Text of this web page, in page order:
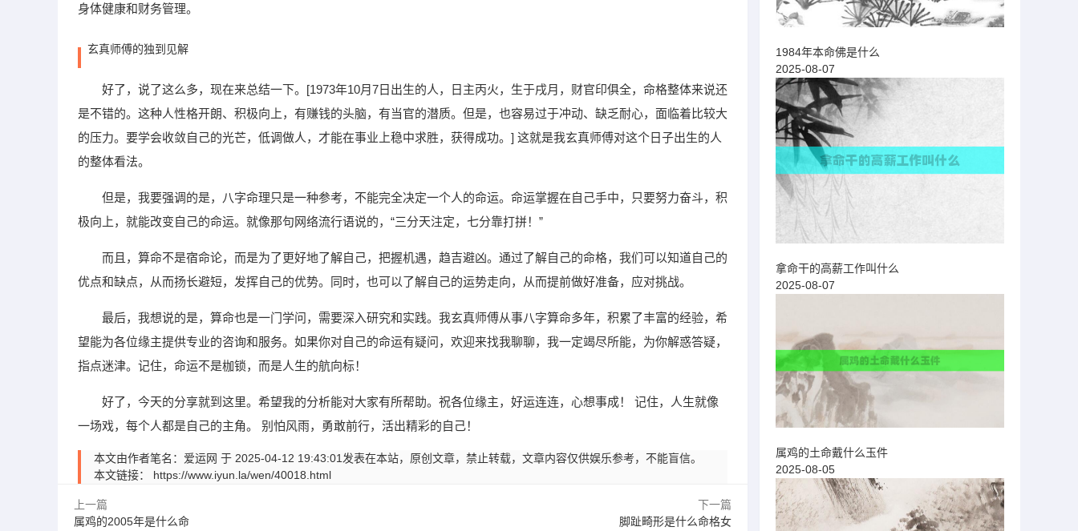
身体健康和财务管理。
玄真师傅的独到见解
好了，说了这么多，现在来总结一下。[1973年10月7日出生的人，日主丙火，生于戌月，财官印俱全，命格整体来说还
是不错的。这种人性格开朗、积极向上，有赚钱的头脑，有当官的潜质。但是，也容易过于冲动、缺乏耐心，面临着比较大
的压力。要学会收敛自己的光芒，低调做人，才能在事业上稳中求胜，获得成功。] 这就是我玄真师傅对这个日子出生的人
的整体看法。
但是，我要强调的是，八字命理只是一种参考，不能完全决定一个人的命运。命运掌握在自己手中，只要努力奋斗，积
极向上，就能改变自己的命运。就像那句网络流行语说的，“三分天注定，七分靠打拼！”
而且，算命不是宿命论，而是为了更好地了解自己，把握机遇，趋吉避凶。通过了解自己的命格，我们可以知道自己的
优点和缺点，从而扬长避短，发挥自己的优势。同时，也可以了解自己的运势走向，从而提前做好准备，应对挑战。
最后，我想说的是，算命也是一门学问，需要深入研究和实践。我玄真师傅从事八字算命多年，积累了丰富的经验，希
望能为各位缘主提供专业的咨询和服务。如果你对自己的命运有疑问，欢迎来找我聊聊，我一定竭尽所能，为你解惑答疑，
指点迷津。记住，命运不是枷锁，而是人生的航向标！
好了，今天的分享就到这里。希望我的分析能对大家有所帮助。祝各位缘主，好运连连，心想事成！ 记住，人生就像
一场戏，每个人都是自己的主角。 别怕风雨，勇敢前行，活出精彩的自己！
本文由作者笔名：爱运网 于 2025-04-12 19:43:01发表在本站，原创文章，禁止转载，文章内容仅供娱乐参考，不能盲信。
本文链接： https://www.iyun.la/wen/40018.html
上一篇
属鸡的2005年是什么命
下一篇
脚趾畸形是什么命格女
1984年本命佛是什么
2025-08-07
拿命干的高薪工作叫什么
2025-08-07
属鸡的土命戴什么玉件
2025-08-05